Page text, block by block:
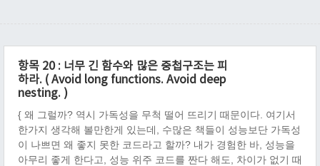
항목 20 : 너무 긴 함수와 많은 중첩구조는 피
하라. ( Avoid long functions. Avoid deep
nesting. )
{ 왜 그럴까? 역시 가독성을 무척 떨어 뜨리기 때문이다. 여기서
한가지 생각해 볼만한게 있는데, 수많은 책들이 성능보단 가독성
이 나쁘면 왜 좋지 못한 코드라고 할까? 내가 경험한 바, 성능을
아무리 좋게 한다고, 성능 위주 코드를 짠다 해도, 차이가 없기 때